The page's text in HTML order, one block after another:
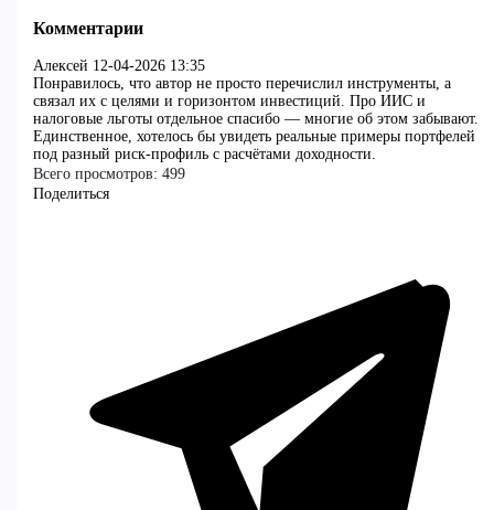
Комментарии
Алексей 12-04-2026 13:35
Понравилось, что автор не просто перечислил инструменты, а
связал их с целями и горизонтом инвестиций. Про ИИС и
налоговые льготы отдельное спасибо — многие об этом забывают.
Единственное, хотелось бы увидеть реальные примеры портфелей
под разный риск-профиль с расчётами доходности.
Всего просмотров: 499
Поделиться